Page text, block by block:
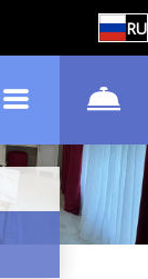
RU